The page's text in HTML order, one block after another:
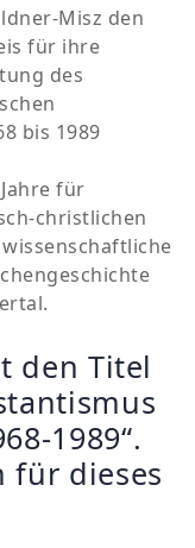
Misz den
für ihre
des
bis 1989
für
christlichen
den Titel
1989“.
für dieses